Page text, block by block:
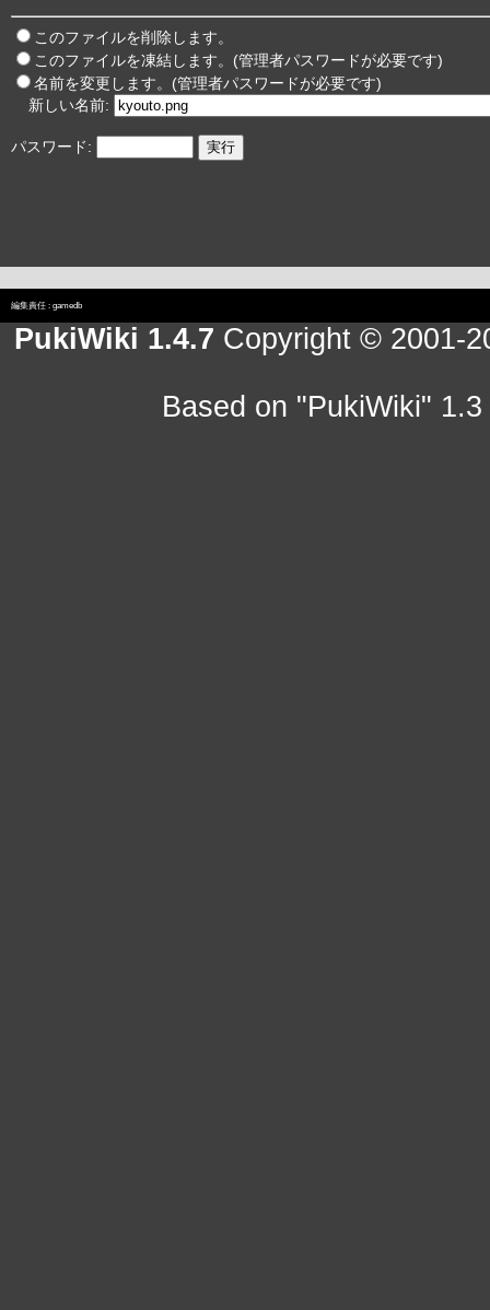
このファイルを削除します。
このファイルを凍結します。(管理者パスワードが必要です)
名前を変更します。(管理者パスワードが必要です)
新しい名前:
パスワード:
編集責任 : gamedb
PukiWiki 1.4.7 Copyright © 2001-
Based on "PukiWiki"